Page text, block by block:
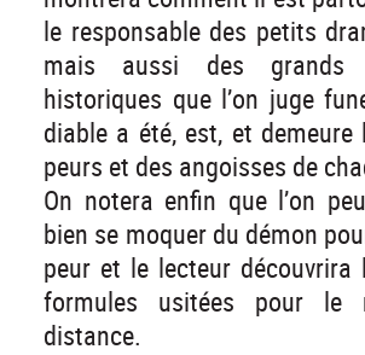
le responsable des petits
mais aussi des grands
historiques que l’on juge
diable a été, est, et
peurs et des angoisses de
On notera enfin que l’on
bien se moquer du démon
peur et le lecteur découvrira
formules usitées pour le
distance.